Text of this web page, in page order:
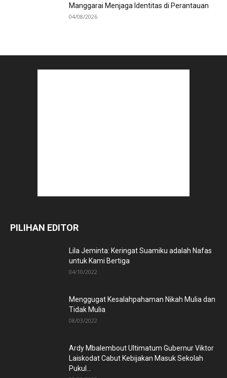
Manggarai Menjaga Identitas di Perantauan
04/08/2026
PILIHAN EDITOR
Lila Jeminta: Keringat Suamiku adalah Nafas
untuk Kami Bertiga
04/10/2022
Menggugat Kesalahpahaman Nikah Mulia dan
Tidak Mulia
08/03/2022
Ardy Mbalembout Ultimatum Gubernur Viktor
Laiskodat Cabut Kebijakan Masuk Sekolah
Pukul...